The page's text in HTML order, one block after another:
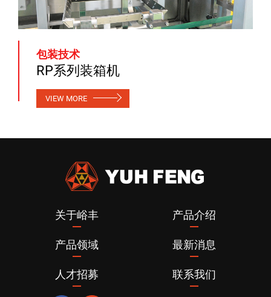
包装技术
RP系列装箱机
VIEW MORE
关于峪丰 产品介绍
产品领域 最新消息
人才招募 联系我们